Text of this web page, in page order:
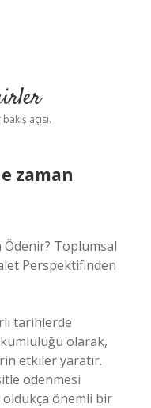
açısı.
zaman
Toplumsal
Perspektifinden
tarihlerde
olarak,
etkiler yaratır.
ödenmesi
oldukça önemli bir